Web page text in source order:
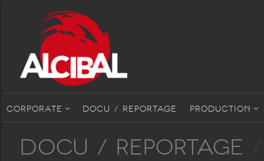
CORPORATE DOCU / REPORTAGE PRODUCTION
DOCU / REPORTAGE